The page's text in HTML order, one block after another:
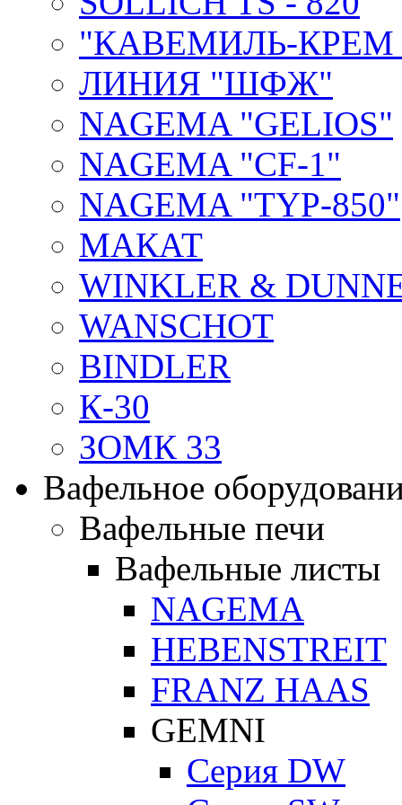
"КАВЕМИЛЬ-КРЕМ
ЛИНИЯ "ШФЖ"
NAGEMA "GELIOS"
NAGEMA "CF-1"
NAGEMA "TYP-850"
МАКАТ
WINKLER &
WANSCHOT
BINDLER
К-30
ЗОМК 33
Вафельное
Вафельные печи
Вафельные листы
NAGEMA
HEBENSTREIT
FRANZ HAAS
GEMNI
Серия DW